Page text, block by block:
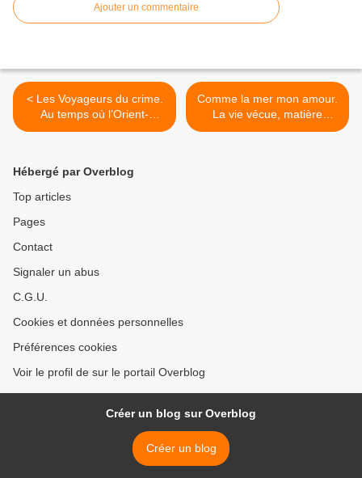
Ajouter un commentaire
< Les Voyageurs du crime.
Au temps où l’Orient-
Express s’appelait l’Express
Comme la mer mon amour.
La vie vécue, matière
théâtrale. >
Hébergé par Overblog
Top articles
Pages
Contact
Signaler un abus
C.G.U.
Cookies et données personnelles
Préférences cookies
Voir le profil de sur le portail Overblog
Créer un blog sur Overblog
Créer un blog